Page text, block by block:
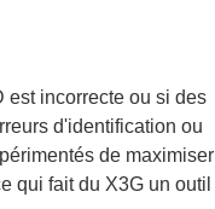
est incorrecte ou si des
d'identification ou
de maximiser
qui fait du X3G un outil